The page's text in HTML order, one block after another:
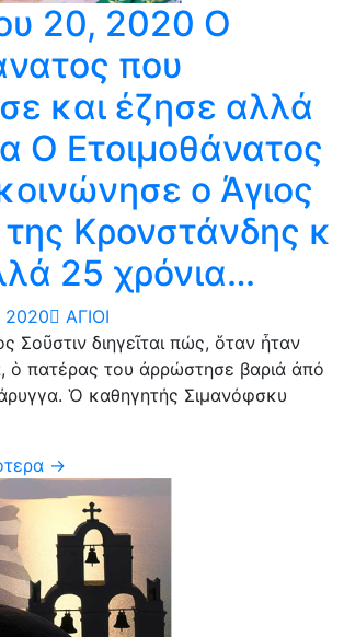
20, 2020 Ο
που
και έζησε αλλά
Ο Ετοιμοθάνατος
ο Άγιος
Κρονστάνδης κ
25 χρόνια…
ΆΓΙΟΙ
Σοῦστιν διηγεῖται πώς, ὅταν ἦταν
ὁ πατέρας του ἀρρώστησε βαριά ἀπό
Ὁ καθηγητής Σιμανόφσκυ
→